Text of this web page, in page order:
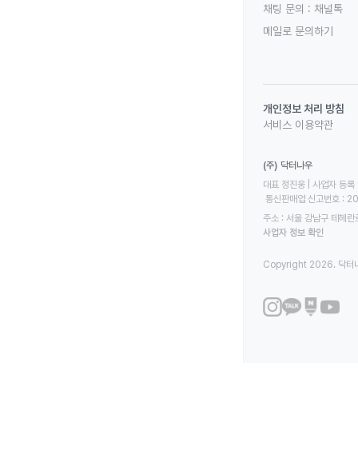
채팅 문의 : 채널톡
메일로 문의하기
개인정보 처리 방침
서비스 이용약관
(주) 닥터나우
대표 정진웅 | 사업자
통신판매업 신고번호
주소 : 서울 강남구 테헤
사업자 정보 확인
Copyright 2026. 닥터